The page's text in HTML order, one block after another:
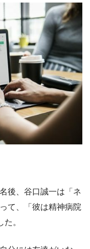
後、谷口誠一は「ネ
て、「彼は精神病院
。